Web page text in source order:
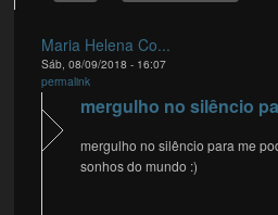
Maria Helena Co...
Sáb, 08/09/2018 - 16:07
permalink
mergulho no silêncio
mergulho no silêncio para me
sonhos do mundo :)